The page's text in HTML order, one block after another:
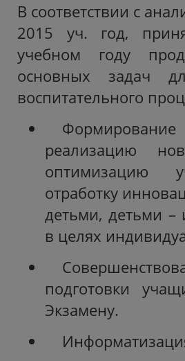
В соответствии с
2015 уч. год,
учебном году
основных задач
воспитательного
реализацию
оптимизацию
отработку
детьми, детьми –
в целях
подготовки
Экзамену.